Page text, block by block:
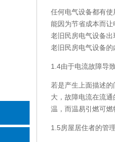
任何电气设备都有
能因为节省成本而
老旧民房电气设备
老旧民房电气设备
1.4由于电流故障导
若是产生上面描述
大，故障电流在流
温，而温易引燃可
1.5房屋居住者的管